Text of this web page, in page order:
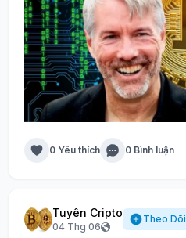
0 Yêu thích 0 Bình luận
Tuyên Cripto
04 Thg 06
Theo Dõi